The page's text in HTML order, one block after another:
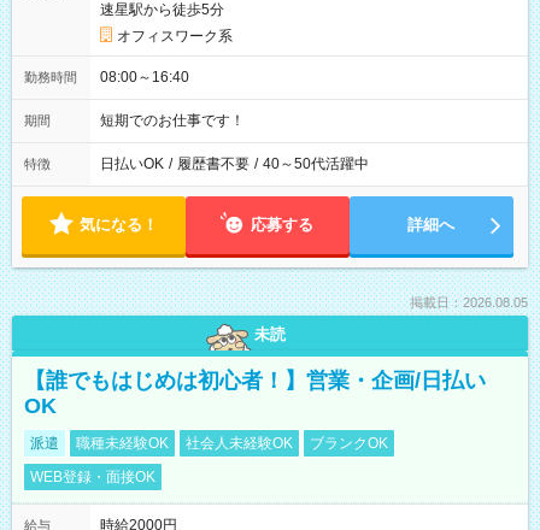
速星駅から徒歩5分
オフィスワーク系
勤務時間 08:00～16:40
期間 短期でのお仕事です！
特徴 日払いOK / 履歴書不要 / 40～50代活躍中
気になる！ 応募する 詳細へ
掲載日：2026.08.05
未読
【誰でもはじめは初心者！】営業・企画/日払い
OK
派遣 職種未経験OK 社会人未経験OK
ブランクOK
WEB登録・面接OK
給与
時給2000円